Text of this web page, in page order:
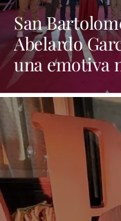
San
Abelardo
una emotiva
folclore